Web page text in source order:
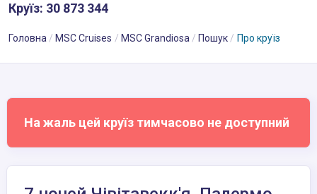
Круїз: 30 873 344
Головна MSC Cruises MSC Grandiosa Пошук Про круїз
На жаль цей круїз тимчасово не доступний